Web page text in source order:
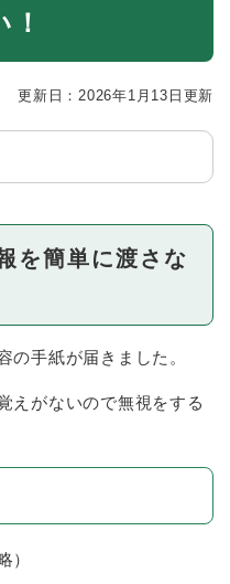
更新日：2026年1月13日更新
を簡単に渡さな
の手紙が届きました。
えがないので無視をする
）